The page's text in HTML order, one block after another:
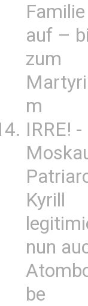
Familie
auf –
zum
m
IRRE! -
Kyrill
nun
be